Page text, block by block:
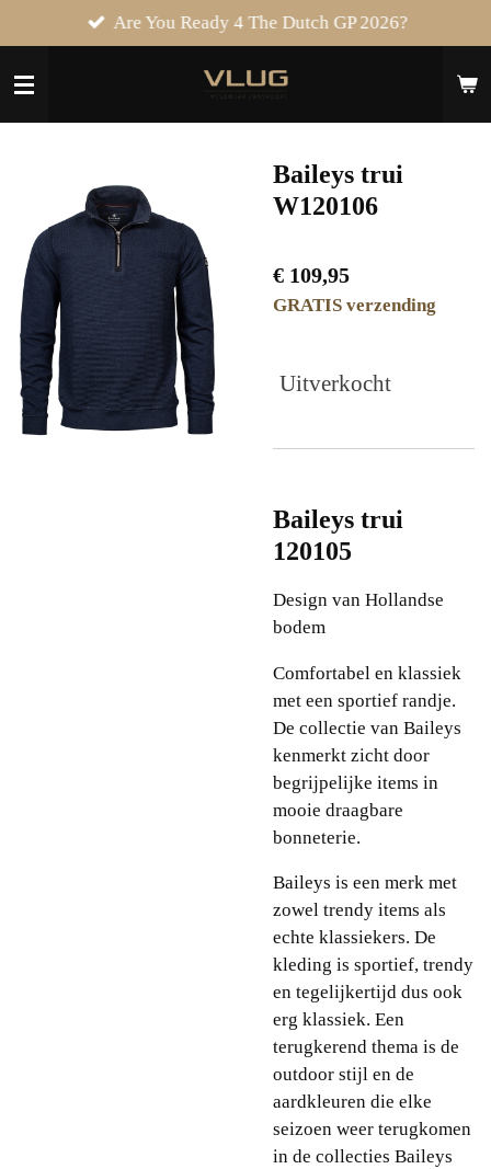
direct
naar
Are You Ready 4 The Dutch GP 2026?
Baileys trui
W120106
€ 109,95
GRATIS verzending
Uitverkocht
Baileys trui
120105
Design van Hollandse
bodem
Comfortabel en klassiek
met een sportief randje.
De collectie van Baileys
kenmerkt zicht door
begrijpelijke items in
mooie draagbare
bonneterie.
Baileys is een merk met
zowel trendy items als
echte klassiekers. De
kleding is sportief, trendy
en tegelijkertijd dus ook
erg klassiek. Een
terugkerend thema is de
outdoor stijl en de
aardkleuren die elke
seizoen weer terugkomen
in de collecties Baileys